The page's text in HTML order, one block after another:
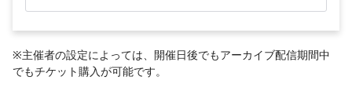
※主催者の設定によっては、開催日後でもアーカイブ配信期間中
でもチケット購入が可能です。